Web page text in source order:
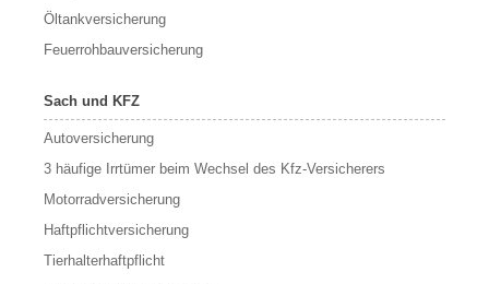
Öltankversicherung
Feuerrohbauversicherung
Sach und KFZ
Autoversicherung
3 häufige Irrtümer beim Wechsel des Kfz-Versicherers
Motorradversicherung
Haftpflichtversicherung
Tierhalterhaftpflicht